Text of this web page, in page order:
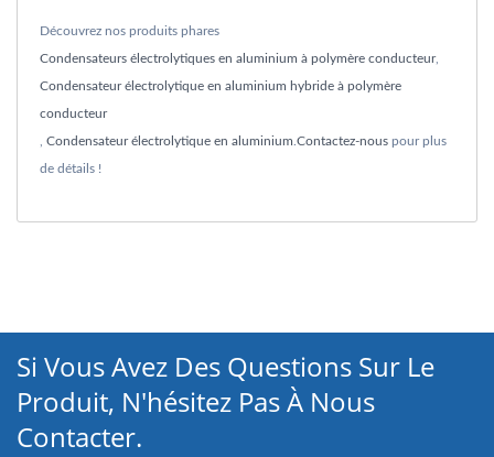
Découvrez nos produits phares
Condensateurs électrolytiques en aluminium à polymère conducteur,
Condensateur électrolytique en aluminium hybride à polymère
conducteur
, Condensateur électrolytique en aluminium.Contactez-nous pour plus
de détails !
Si Vous Avez Des Questions Sur Le
Produit, N'hésitez Pas À Nous
Contacter.